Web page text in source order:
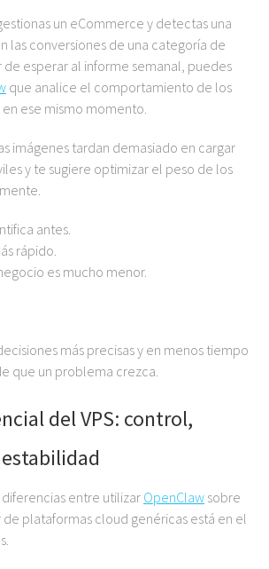
un eCommerce y detectas una
las conversiones de una categoría de
de esperar al informe semanal, puedes
que analice el comportamiento de los
ese mismo momento.
imágenes tardan demasiado en cargar
y te sugiere optimizar el peso de los
antes.
rápido.
es mucho menor.
más precisas y en menos tiempo
que un problema crezca.
del VPS: control,
diferencias entre utilizar OpenClaw sobre
de plataformas cloud genéricas está en el